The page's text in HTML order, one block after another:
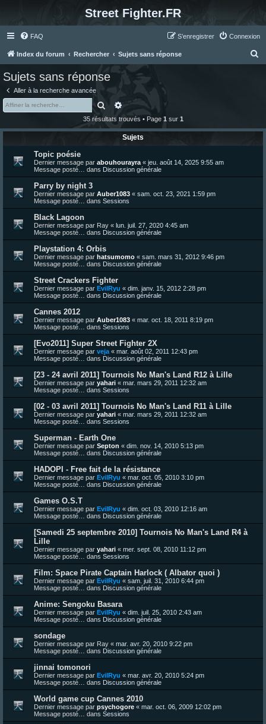
Street Fighter.FR
FAQ Connexion
S’enregistrer
Index du forum Rechercher Sujets sans réponse
Sujets sans réponse
Aller à la recherche avancée
RechercherRecherche avancée
35 résultats trouvés • Page 1 sur 1
Sujets
Topic poésie
Dernier message par abouhourayra « jeu. août 14, 2025 9:55 am
Message posté… dans Discussion générale
Parry by night 3
Dernier message par Auber1083 « sam. oct. 23, 2021 1:59 pm
Message posté… dans Sessions
Black Lagoon
Dernier message par Ray « lun. juil. 27, 2020 4:45 am
Message posté… dans Discussion générale
Playstation 4: Orbis
Dernier message par hatsumomo « sam. mars 31, 2012 9:46 pm
Message posté… dans Discussion générale
Street Crackers Fighter
Dernier message par EvilRyu « dim. janv. 15, 2012 2:28 pm
Message posté… dans Discussion générale
Cannes 2012
Dernier message par Auber1083 « mar. oct. 18, 2011 8:19 pm
Message posté… dans Sessions
[Evo2011] Super Street Fighter 2X
Dernier message par veja « mar. août 02, 2011 12:43 pm
Message posté… dans Discussion générale
[23 - 24 avril 2011] Tournois No Man's Land R12 à Lille
Dernier message par yahari « mar. mars 29, 2011 12:32 am
Message posté… dans Sessions
[02 - 03 avril 2011] Tournois No Man's Land R11 à Lille
Dernier message par yahari « mar. mars 29, 2011 12:32 am
Message posté… dans Sessions
Superman - Earth One
Dernier message par Septon « dim. nov. 14, 2010 5:13 pm
Message posté… dans Discussion générale
HADOPI - Free fait de la résistance
Dernier message par EvilRyu « mar. oct. 05, 2010 3:10 pm
Message posté… dans Discussion générale
Games O.S.T
Dernier message par EvilRyu « dim. oct. 03, 2010 12:16 am
Message posté… dans Discussion générale
[Samedi 25 septembre 2010] Tournois No Man's Land R4 à
Lille
Dernier message par yahari « mer. sept. 08, 2010 11:12 pm
Message posté… dans Sessions
Film: Space Pirate Captain Harlock ( Albator quoi )
Dernier message par EvilRyu « sam. juil. 31, 2010 6:44 pm
Message posté… dans Discussion générale
Anime: Sengoku Basara
Dernier message par EvilRyu « dim. juil. 25, 2010 2:43 am
Message posté… dans Discussion générale
sondage
Dernier message par Ray « mar. avr. 20, 2010 9:22 pm
Message posté… dans Discussion générale
jinnai tomonori
Dernier message par EvilRyu « mar. avr. 20, 2010 5:24 pm
Message posté… dans Discussion générale
World game cup Cannes 2010
Dernier message par psychogore « mar. oct. 06, 2009 12:02 pm
Message posté… dans Sessions